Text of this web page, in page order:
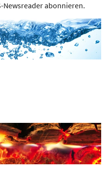
Newsreader abonnieren.